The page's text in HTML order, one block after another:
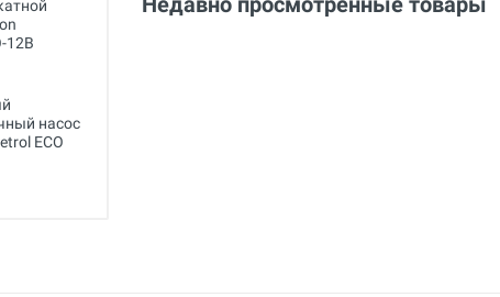
12B
насос
ECO